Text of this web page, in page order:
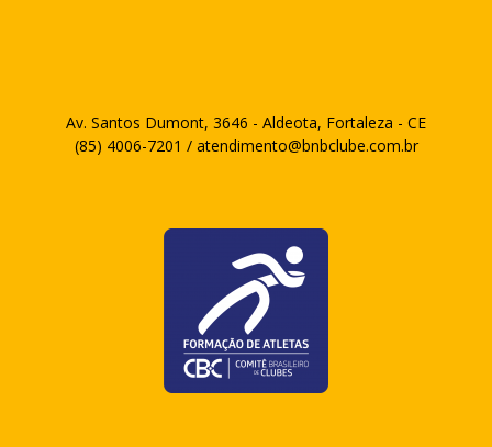
Av. Santos Dumont, 3646 - Aldeota, Fortaleza - CE
(85) 4006-7201 / atendimento@bnbclube.com.br